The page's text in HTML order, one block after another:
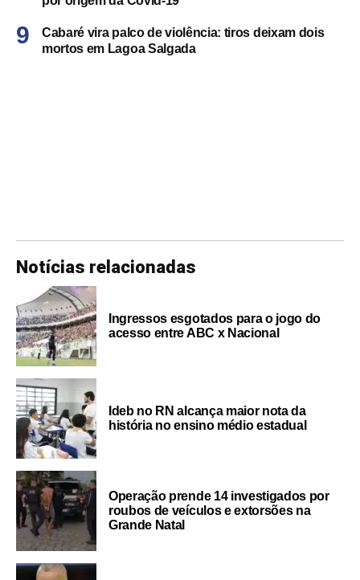
Cabaré vira palco de violência: tiros deixam dois
mortos em Lagoa Salgada
Notícias relacionadas
Ingressos esgotados para o jogo do
acesso entre ABC x Nacional
Ideb no RN alcança maior nota da
história no ensino médio estadual
Operação prende 14 investigados por
roubos de veículos e extorsões na
Grande Natal